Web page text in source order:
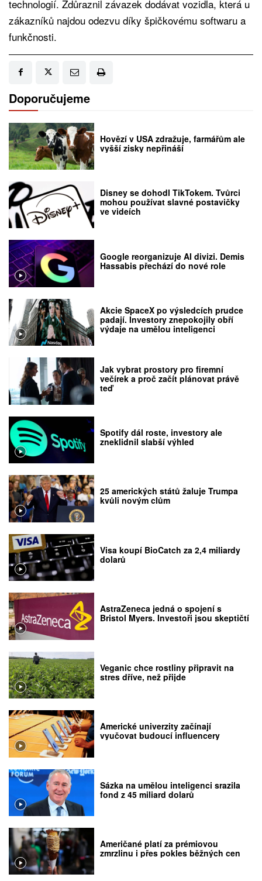
technologií. Zdůraznil závazek dodávat vozidla, která u
zákazníků najdou odezvu díky špičkovému softwaru a
funkčnosti.
Doporučujeme
Hovězí v USA zdražuje, farmářům ale
vyšší zisky nepřináší
Disney se dohodl TikTokem. Tvůrci
mohou používat slavné postavičky
ve videích
Google reorganizuje AI divizi. Demis
Hassabis přechází do nové role
Akcie SpaceX po výsledcích prudce
padají. Investory znepokojily obří
výdaje na umělou inteligenci
Jak vybrat prostory pro firemní
večírek a proč začít plánovat právě
teď
Spotify dál roste, investory ale
zneklidnil slabší výhled
25 amerických států žaluje Trumpa
kvůli novým clům
Visa koupí BioCatch za 2,4 miliardy
dolarů
AstraZeneca jedná o spojení s
Bristol Myers. Investoři jsou skeptičtí
Veganic chce rostliny připravit na
stres dříve, než přijde
Americké univerzity začínají
vyučovat budoucí influencery
Sázka na umělou inteligenci srazila
fond z 45 miliard dolarů
Američané platí za prémiovou
zmrzlinu i přes pokles běžných cen